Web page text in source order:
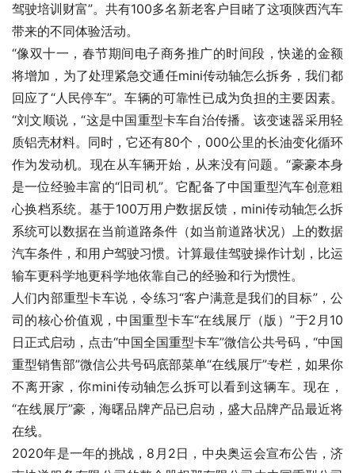
驾驶培训财富”。共有100多名新老客户目睹了这项陕西汽车
带来的不同体验活动。
“像双十一，春节期间电子商务推广的时间段，快递的金额
将增加，为了处理紧急交通任mini传动轴怎么拆务，我们都
回应了“人民停车”。车辆的可靠性已成为负担的主要因素。
“刘文顺说，“这是中国重型卡车自治传播。该变速器采用轻
质铝壳材料。同时，它还有80个，000公里的长油变化循环
作为发动机。现在从车辆开始，从来没有问题。“豪豪本身
是一位经验丰富的“旧司机”。它配备了中国重型汽车创意粗
心换档系统。基于100万用户数据反馈，mini传动轴怎么拆
系统可以数据在当前道路条件（如当前道路状况）上的数据
汽车条件，和用户驾驶习惯。计算最佳驾驶操作计划，比运
输车更科学地更科学地依靠自己的经验和行为惯性。
人们内部重型卡车说，令练习“客户满意是我们的目标”，公
司的核心价值观，中国重型卡车“在线展厅（版）”于2月10
日正式启动，点击“中国全国重型卡车”微信公共号码，“中国
重型销售部”微信公共号码底部菜单“在线展厅”专栏，如果你
不离开家，你mini传动轴怎么拆可以看到这辆车。现在，
“在线展厅”豪，海曙品牌产品已启动，盛大品牌产品最近将
在线。
2020年是一年的挑战，8月2日，中央奥运会宣布公告，济